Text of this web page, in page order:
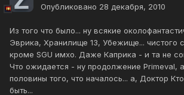
Опубликовано 28 декабря, 2010
Из того что было... ну всякие
Эврика, Хранилище 13, Убежище... чистого
кроме SGU имхо. Даже Каприка - и та не
Что ожидается - ну продолжение Primeval,
половины того, что началось... а, Доктор
быть...